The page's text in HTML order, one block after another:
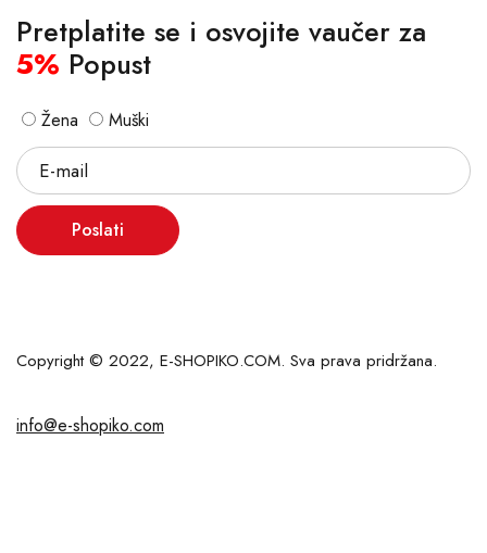
Pretplatite se i osvojite vaučer za
5% Popust
Žena Muški
Poslati
Copyright © 2022, E-SHOPIKO.COM. Sva prava pridržana.
info@e-shopiko.com